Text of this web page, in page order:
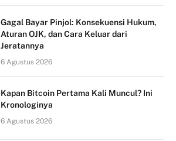
Gagal Bayar Pinjol: Konsekuensi Hukum,
Aturan OJK, dan Cara Keluar dari
Jeratannya
6 Agustus 2026
Kapan Bitcoin Pertama Kali Muncul? Ini
Kronologinya
6 Agustus 2026